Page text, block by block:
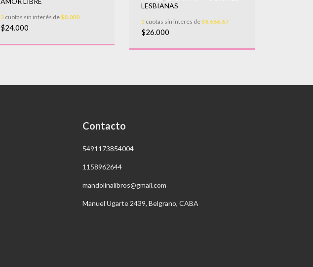
3 cuotas sin interés de$8.000
$24.000
LESBIANAS
3 cuotas sin interés de$8.666,67
$26.000
Contacto
5491173854004
1158962644
mandolinalibros@gmail.com
Manuel Ugarte 2439, Belgrano, CABA